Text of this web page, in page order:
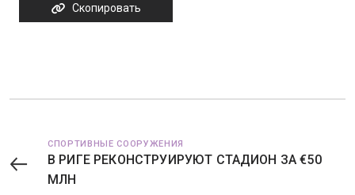
Скопировать
СПОРТИВНЫЕ СООРУЖЕНИЯ
В РИГЕ РЕКОНСТРУИРУЮТ СТАДИОН ЗА €50
МЛН